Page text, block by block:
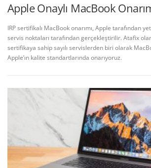
Apple Onaylı MacBook
IRP sertifikalı MacBook onarımı, Apple tarafından
servis noktaları tarafından gerçekleştirilir. Atafix
sertifikaya sahip sayılı servislerden biri olarak
Apple’ın kalite standartlarında onarıyoruz.